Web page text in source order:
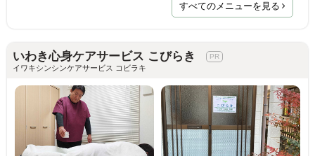
すべてのメニューを見る
いわき心身ケアサービス こびらき
イワキシンシンケアサービス コビラキ